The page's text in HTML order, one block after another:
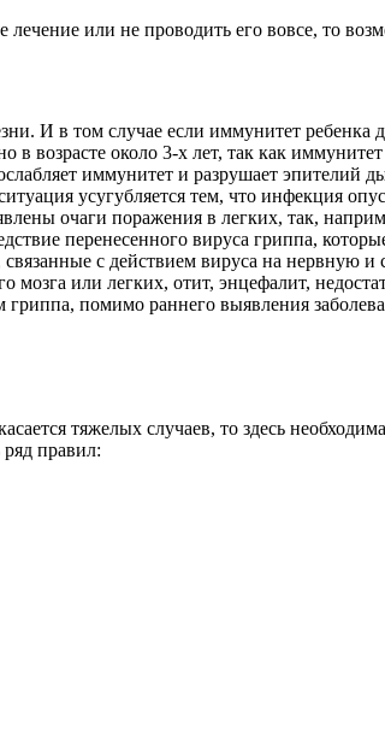
лечение или не проводить его вовсе, то
И в том случае если иммунитет ребенка
в возрасте около 3-х лет, так как
иммунитет и разрушает эпителий
усугубляется тем, что инфекция
очаги поражения в легких, так,
перенесенного вируса гриппа,
с действием вируса на нервную и
или легких, отит, энцефалит,
помимо раннего выявления
тяжелых случаев, то здесь
правил: